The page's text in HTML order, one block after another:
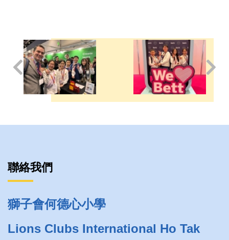
聯絡我們
獅子會何德心小學
Lions Clubs International Ho Tak